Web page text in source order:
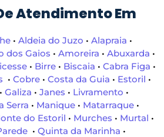
Atendimento Em
• Aldeia do Juzo • Alapraia •
dos Gaios • Amoreira • Abuxarda •
• Birre • Biscaia • Cabra Figa •
• Cobre • Costa da Guia • Estoril •
• Galiza • Janes • Livramento •
Serra • Manique • Matarraque •
do Estoril • Murches • Murtal •
• Quinta da Marinha •